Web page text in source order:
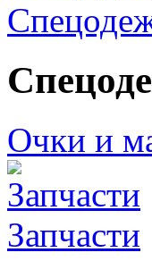
Очки и
Запчасти